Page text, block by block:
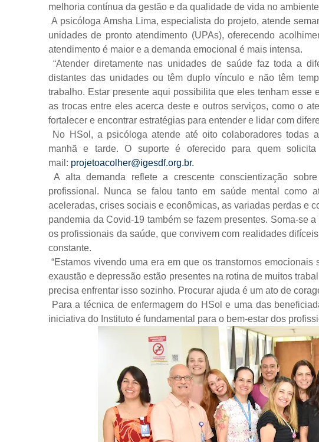
melhoria contínua da gestão e da qualidade de vida no
A psicóloga Amsha Lima, especialista do projeto, atende
unidades de pronto atendimento (UPAs), oferecendo
atendimento é maior e a demanda emocional é mais intensa.
“Atender diretamente nas unidades de saúde faz toda a
distantes das unidades ou têm duplo vínculo e não têm
trabalho. Estar presente aqui possibilita que eles tenham esse
as trocas entre eles acerca deste e outros serviços, como o
fortalecer e encontrar estratégias para entender e lidar com
No HSol, a psicóloga atende até oito colaboradores todas
manhã e tarde. O suporte é oferecido para quem
mail: projetoacolher@igesdf.org.br.
A alta demanda reflete a crescente conscientização
profissional. Nunca se falou tanto em saúde mental como
aceleradas, crises sociais e econômicas, as variadas perdas e
pandemia da Covid-19 também se fazem presentes. Soma-se
os profissionais da saúde, que convivem com realidades
constante.
“Estamos vivendo uma era em que os transtornos
exaustão e depressão estão presentes na rotina de muitos
precisa enfrentar isso sozinho. Procurar ajuda é um ato de
Para a técnica de enfermagem do HSol e uma das
iniciativa do Instituto é fundamental para o bem-estar dos